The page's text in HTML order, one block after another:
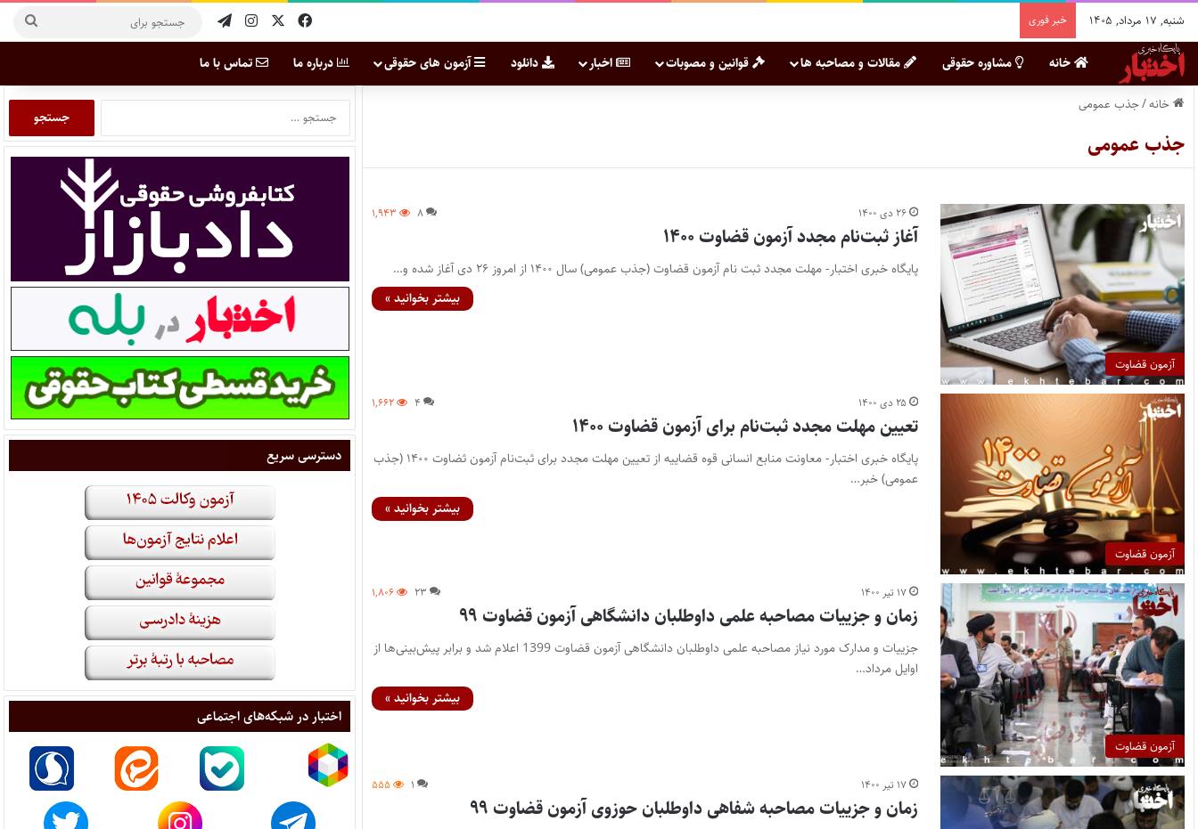
شنبه, ۱۷ مرداد, ۱۴۰۵ خبر فوری
خانه مشاوره حقوقی مقالات و مصاحبه ها قوانین و مصوبات اخبار دانلود آزمون های حقوقی درباره ما تماس با ما
خانه/جذب عمومی
جذب عمومی
آزمون قضاوت
۲۶ دی ۱۴۰۰ ۸ ۱,۹۴۳
آغاز ثبت‌نام مجدد آزمون قضاوت ۱۴۰۰
پایگاه خبری اختبار- مهلت مجدد ثبت نام آزمون قضاوت (جذب عمومی) سال ۱۴۰۰ از امروز ۲۶ دی آغاز شده و…
بیشتر بخوانید »
آزمون قضاوت
۲۵ دی ۱۴۰۰ ۴ ۱,۶۶۲
تعیین مهلت مجدد ثبت‌نام برای آزمون قضاوت ۱۴۰۰
پایگاه خبری اختبار- معاونت منابع انسانی قوه قضاییه از تعیین مهلت مجدد برای ثبت‌نام آزمون ثضاوت ۱۴۰۰ (جذب
عمومی) خبر…
بیشتر بخوانید »
آزمون قضاوت
۱۷ تیر ۱۴۰۰ ۲۳ ۱,۸۰۶
زمان و جزییات مصاحبه علمی داوطلبان دانشگاهی آزمون قضاوت ۹۹
جزییات و مدارک مورد نیاز مصاحبه علمی داوطلبان دانشگاهی آزمون قضاوت 1399 اعلام شد و برابر پیش‌بینی‌ها از
اوایل مرداد…
بیشتر بخوانید »
۱۷ تیر ۱۴۰۰ ۱ ۵۵۵
زمان و جزییات مصاحبه شفاهی داوطلبان حوزوی آزمون قضاوت ۹۹
دسترسی سریع
اختبار در شبکه‌های اجتماعی